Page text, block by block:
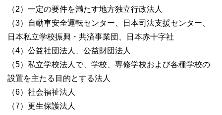
（2）一定の要件を満たす地方独立行政法人
（3）自動車安全運転センター、日本司法支援センター、
日本私立学校振興・共済事業団、日本赤十字社
（4）公益社団法人、公益財団法人
（5）私立学校法人で、学校、専修学校および各種学校の
設置を主たる目的とする法人
（6）社会福祉法人
（7）更生保護法人